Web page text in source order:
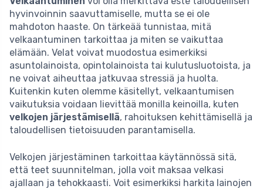
hyvinvoinnin saavuttamiselle, mutta se ei ole
mahdoton haaste. On tärkeää tunnistaa, mitä
velkaantuminen tarkoittaa ja miten se vaikuttaa
elämään. Velat voivat muodostua esimerkiksi
asuntolainoista, opintolainoista tai kulutusluotoista, ja
ne voivat aiheuttaa jatkuvaa stressiä ja huolta.
Kuitenkin kuten olemme käsitellyt, velkaantumisen
vaikutuksia voidaan lievittää monilla keinoilla, kuten
velkojen järjestämisellä, rahoituksen kehittämisellä ja
taloudellisen tietoisuuden parantamisella.
Velkojen järjestäminen tarkoittaa käytännössä sitä,
että teet suunnitelman, jolla voit maksaa velkasi
ajallaan ja tehokkaasti. Voit esimerkiksi harkita lainojen